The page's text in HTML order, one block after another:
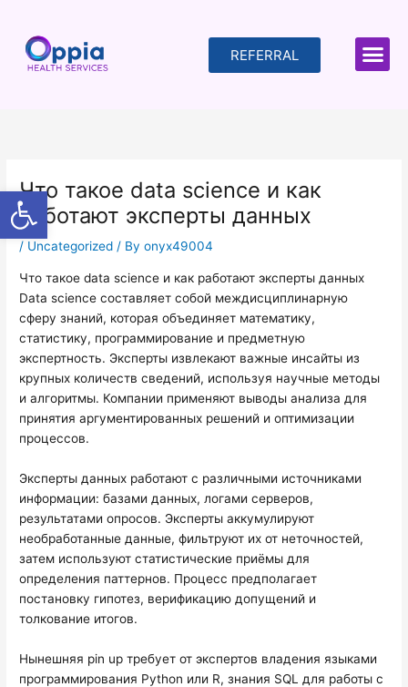
Open toolbar
content
REFERRAL
Что такое data science и как
работают эксперты данных
/ Uncategorized / Byonyx49004
Что такое data science и как работают эксперты данных
Data science составляет собой междисциплинарную
сферу знаний, которая объединяет математику,
статистику, программирование и предметную
экспертность. Эксперты извлекают важные инсайты из
крупных количеств сведений, используя научные методы
и алгоритмы. Компании применяют выводы анализа для
принятия аргументированных решений и оптимизации
процессов.
Эксперты данных работают с различными источниками
информации: базами данных, логами серверов,
результатами опросов. Эксперты аккумулируют
необработанные данные, фильтруют их от неточностей,
затем используют статистические приёмы для
определения паттернов. Процесс предполагает
постановку гипотез, верификацию допущений и
толкование итогов.
Нынешняя pin up требует от экспертов владения языками
программирования Python или R, знания SQL для работы с